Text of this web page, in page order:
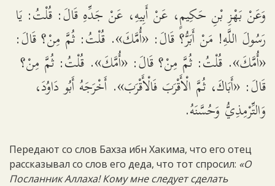
وَعَنْ بَهْزِ بْنِ حَكِيمٍ، عَنْ أَبِيهِ، عَنْ جَدِّهِ قَالَ: قُلْتُ: يَا
رَسُولَ اللَّهِ! مَنْ أَبَرُّ؟ قَالَ: «أُمَّكَ». قُلْتُ: ثُمَّ مِنْ؟ قَالَ:
«أُمَّكَ». قُلْتُ: ثُمَّ مِنْ؟ قَالَ: «أُمَّكَ». قُلْتُ: ثُمَّ مِنْ؟
قَالَ: «أَبَاكَ، ثُمَّ الْأَقْرَبَ فَالْأَقْرَبَ». أَخْرَجَهُ أَبُو دَاوُدَ،
وَالتِّرْمِذِيُّ وَحُسَّنَهُ.
Передают со слов Бахза ибн Хакима, что его отец
рассказывал со слов его деда, что тот спросил: «О
Посланник Аллаха! Кому мне следует сделать